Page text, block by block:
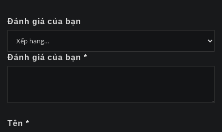
Đánh giá của bạn
Đánh giá của bạn *
Tên *